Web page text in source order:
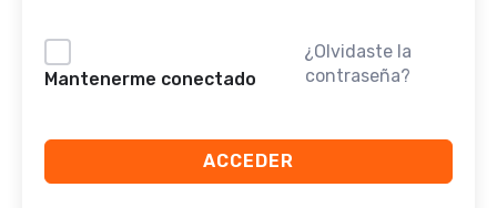
Mantenerme conectado
¿Olvidaste la
contraseña?
ACCEDER